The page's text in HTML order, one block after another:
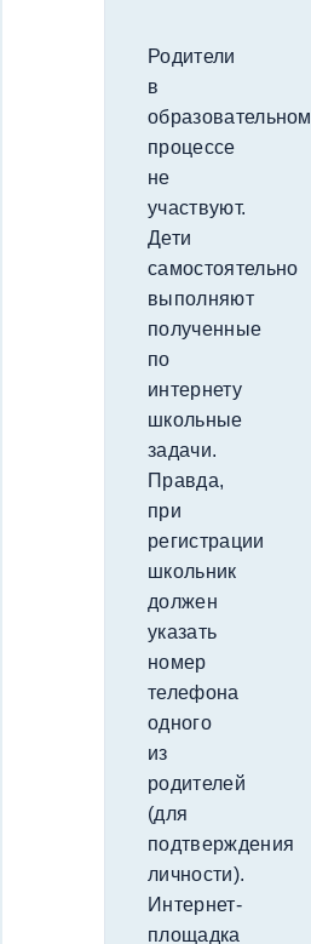
Родители
в
образовательном
процессе
не
участвуют.
Дети
самостоятельно
выполняют
полученные
по
интернету
школьные
задачи.
Правда,
при
регистрации
школьник
должен
указать
номер
телефона
одного
из
родителей
(для
подтверждения
личности).
Интернет-
площадка